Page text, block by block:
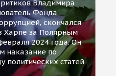
Владимира
Фонда
скончался
Харпе за Полярным
2024 года. Он
наказание по
политических статей